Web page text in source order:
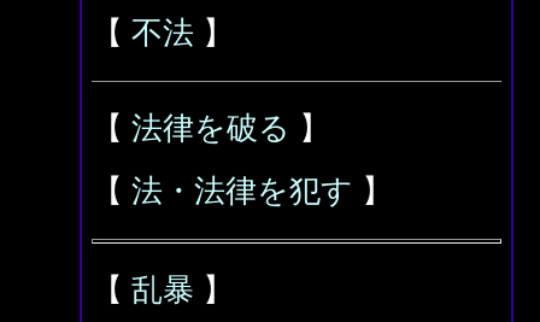
【 不法 】
【 法律を破る 】
【 法・法律を犯す 】
【 乱暴 】